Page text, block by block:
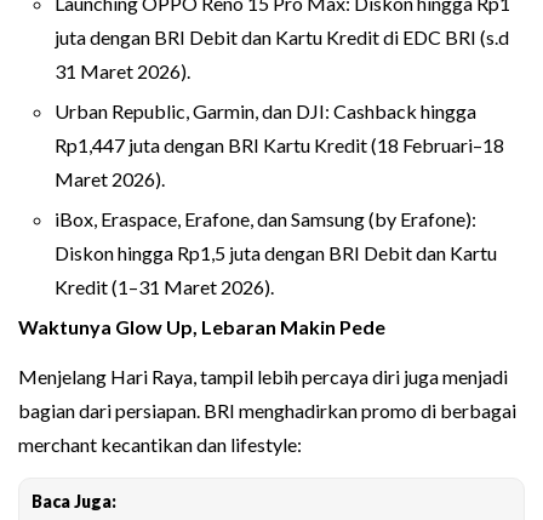
juta dengan BRI Debit dan Kartu Kredit di EDC BRI (s.d
31 Maret 2026).
Urban Republic, Garmin, dan DJI: Cashback hingga
Rp1,447 juta dengan BRI Kartu Kredit (18 Februari–18
Maret 2026).
iBox, Eraspace, Erafone, dan Samsung (by Erafone):
Diskon hingga Rp1,5 juta dengan BRI Debit dan Kartu
Kredit (1–31 Maret 2026).
Waktunya Glow Up, Lebaran Makin Pede
Menjelang Hari Raya, tampil lebih percaya diri juga menjadi
bagian dari persiapan. BRI menghadirkan promo di berbagai
merchant kecantikan dan lifestyle:
Baca Juga: